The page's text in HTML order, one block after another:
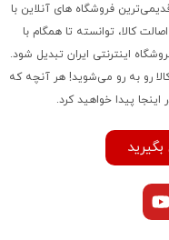
فروشگاه های آنلاین با
کالا، توانسته تا همگام با
اینترنتی ایران تبدیل شود.
رو به رو می‌شوید! هر آنچه که
پیدا خواهید کرد.